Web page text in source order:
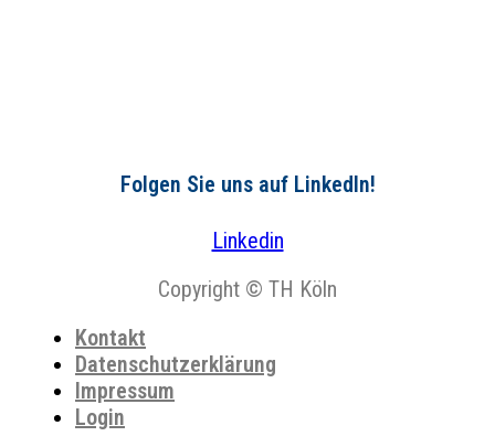
Folgen Sie uns auf LinkedIn!
Linkedin
Copyright © TH Köln
Kontakt
Datenschutzerklärung
Impressum
Login